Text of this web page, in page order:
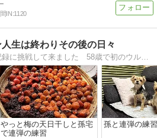
IN:1120
生は終わりその後の日々
29歳後半から走り始め記録に挑戦して来ました 58歳で初のウルトラマラソンを完走しましたが60歳を過ぎると身体のアチコチにガタが来てマラソン人生は40年間で終わりましたがこれからも何事にも挑戦して日々を楽しく過ごしたいです♪
やっと梅の天日干しと孫宅
で連弾の練習
孫と連弾の練